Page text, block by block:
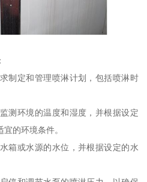
制定和管理喷淋计划，包括喷淋时
测环境的温度和湿度，并根据设定
的环境条件。
箱或水源的水位，并根据设定的水